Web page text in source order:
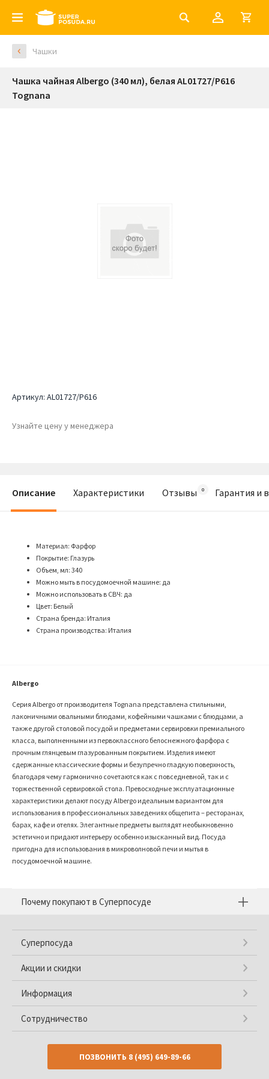
Чашки
Чашка чайная Albergo (340 мл), белая AL01727/P616
Tognana
Артикул: AL01727/P616
Узнайте цену у менеджера
Описание Характеристики Отзывы Гарантия и
Материал: Фарфор
Покрытие: Глазурь
Объем, мл: 340
Можно мыть в посудомоечной машине: да
Можно использовать в СВЧ: да
Цвет: Белый
Страна бренда: Италия
Страна производства: Италия
Albergo
Серия Albergo от производителя Tognana представлена стильными,
лаконичными овальными блюдами, кофейными чашками с блюдцами, а
также другой столовой посудой и предметами сервировки премиального
класса, выполненными из первоклассного белоснежного фарфора с
прочным глянцевым глазурованным покрытием. Изделия имеют
сдержанные классические формы и безупречно гладкую поверхность,
благодаря чему гармонично сочетаются как с повседневной, так и с
торжественной сервировкой стола. Превосходные эксплуатационные
характеристики делают посуду Albergo идеальным вариантом для
использования в профессиональных заведениях общепита – ресторанах,
барах, кафе и отелях. Элегантные предметы выглядят необыкновенно
эстетично и придают интерьеру особенно изысканный вид. Посуда
пригодна для использования в микроволновой печи и мытья в
посудомоечной машине.
Почему покупают в Суперпосуде
Суперпосуда
Акции и скидки
Информация
Сотрудничество
ПОЗВОНИТЬ 8 (495) 649-89-66